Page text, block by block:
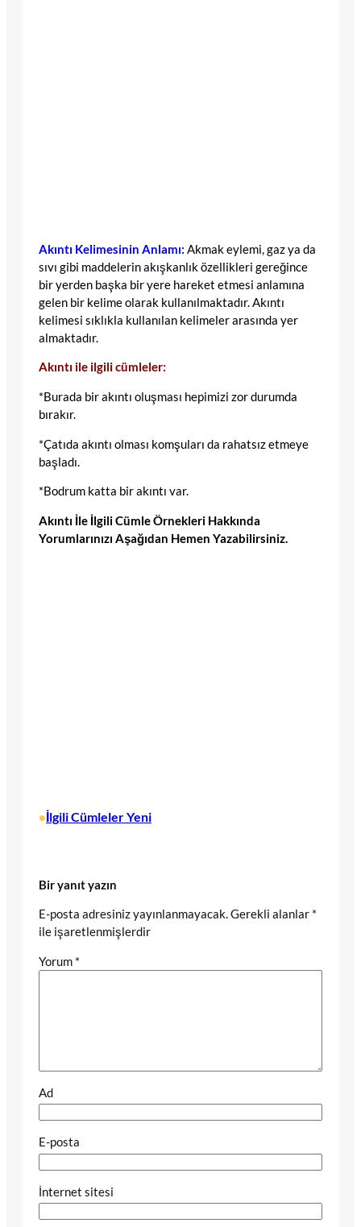
Akıntı Kelimesinin Anlamı: Akmak eylemi, gaz ya da
sıvı gibi maddelerin akışkanlık özellikleri gereğince
bir yerden başka bir yere hareket etmesi anlamına
gelen bir kelime olarak kullanılmaktadır. Akıntı
kelimesi sıklıkla kullanılan kelimeler arasında yer
almaktadır.
Akıntı ile ilgili cümleler:
*Burada bir akıntı oluşması hepimizi zor durumda
bırakır.
*Çatıda akıntı olması komşuları da rahatsız etmeye
başladı.
*Bodrum katta bir akıntı var.
Akıntı İle İlgili Cümle Örnekleri Hakkında
Yorumlarınızı Aşağıdan Hemen Yazabilirsiniz.
•İlgili Cümleler Yeni
Bir yanıt yazın
E-posta adresiniz yayınlanmayacak.Gerekli alanlar *
ile işaretlenmişlerdir
Yorum *
Ad
E-posta
İnternet sitesi